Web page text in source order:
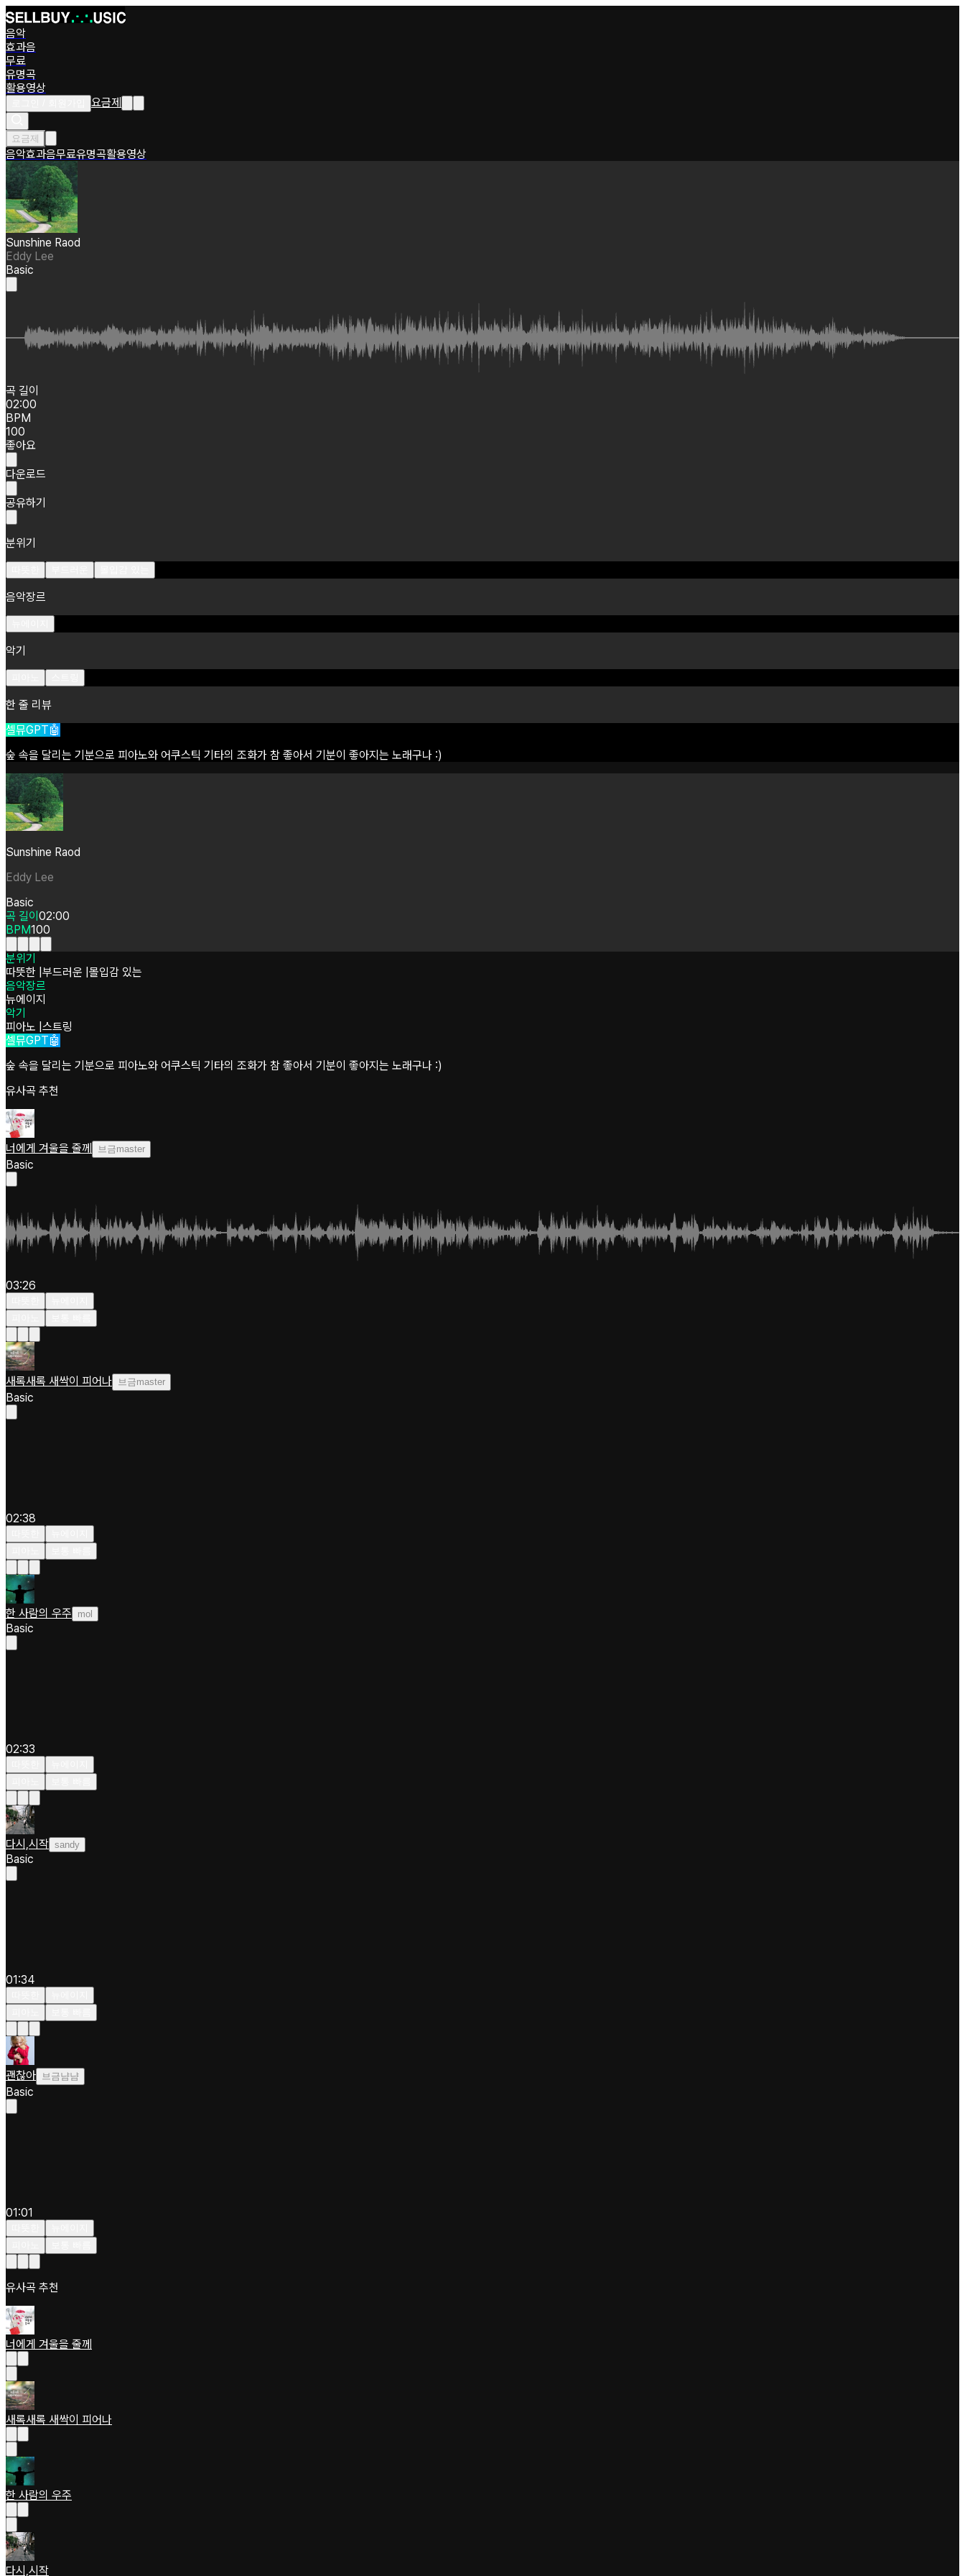
음악
효과음
무료
유명곡
활용영상
요금제
요금제
음악효과음무료유명곡활용영상
Sunshine Raod
Eddy Lee
Basic
곡 길이
02:00
BPM
100
좋아요
다운로드
공유하기
분위기
음악장르
악기
한 줄 리뷰
셀뮤GPT🤖
숲 속을 달리는 기분으로 피아노와 어쿠스틱 기타의 조화가 참 좋아서 기분이 좋아지는 노래구나 :)
Sunshine Raod
Eddy Lee
Basic
곡 길이 02:00
BPM100
분위기
따뜻한 부드러운 몰입감 있는
음악장르
뉴에이지
악기
피아노 스트링
셀뮤GPT🤖
숲 속을 달리는 기분으로 피아노와 어쿠스틱 기타의 조화가 참 좋아서 기분이 좋아지는 노래구나 :)
유사곡 추천
너에게 겨울을 줄께 브금master
Basic
03:26
새록새록 새싹이 피어나 브금master
Basic
02:38
한 사람의 우주 mol
Basic
02:33
다시,시작 sandy
Basic
01:34
괜찮아 브금냠냠
Basic
01:01
유사곡 추천
너에게 겨울을 줄께
새록새록 새싹이 피어나
한 사람의 우주
다시,시작